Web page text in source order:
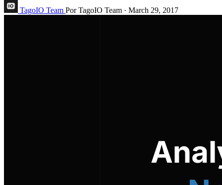
TagoIO Team Por TagoIO Team · March 29, 2017